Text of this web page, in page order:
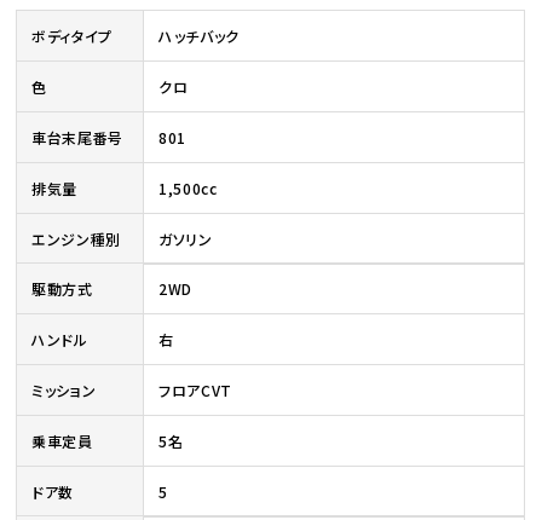
ボディタイプ ハッチバック
色 クロ
車台末尾番号 801
排気量 1,500cc
エンジン種別 ガソリン
駆動方式 2WD
ハンドル 右
ミッション フロアCVT
乗車定員 5名
ドア数 5